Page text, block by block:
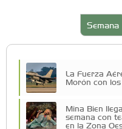
Semana
La Fuerza
Morón con los
Mina Bien
semana con
en la Zona